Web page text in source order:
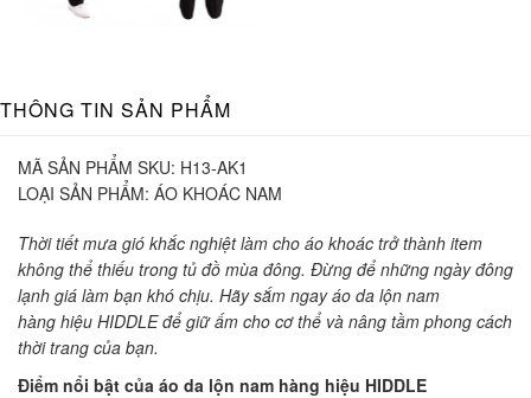
THÔNG TIN SẢN PHẨM
MÃ SẢN PHẨM SKU: H13-AK1
LOẠI SẢN PHẨM: ÁO KHOÁC NAM
Thời tiết mưa gió khắc nghiệt làm cho áo khoác trở thành item
không thể thiếu trong tủ đồ mùa đông. Đừng để những ngày đông
lạnh giá làm bạn khó chịu. Hãy sắm ngay áo da lộn nam
hàng hiệu HIDDLE để giữ ấm cho cơ thể và nâng tầm phong cách
thời trang của bạn.
Điểm nổi bật của áo da lộn nam hàng hiệu HIDDLE